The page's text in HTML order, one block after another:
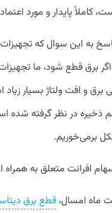
کاملاً پایدار و مورد
به این سوال که
برق قطع شود، ما
برق و افت ولتاژ بسیار
ذخیره در نظر گرفته
برمی‌خوریم.
قطع برق